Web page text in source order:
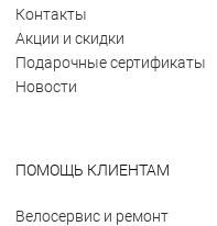
Контакты
Акции и скидки
Подарочные сертификаты
Новости
ПОМОЩЬ КЛИЕНТАМ
Велосервис и ремонт